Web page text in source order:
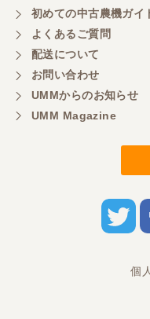
初めての中古農機ガイ
よくあるご質問
配送について
お問い合わせ
UMMからのお知らせ
UMM Magazine
個